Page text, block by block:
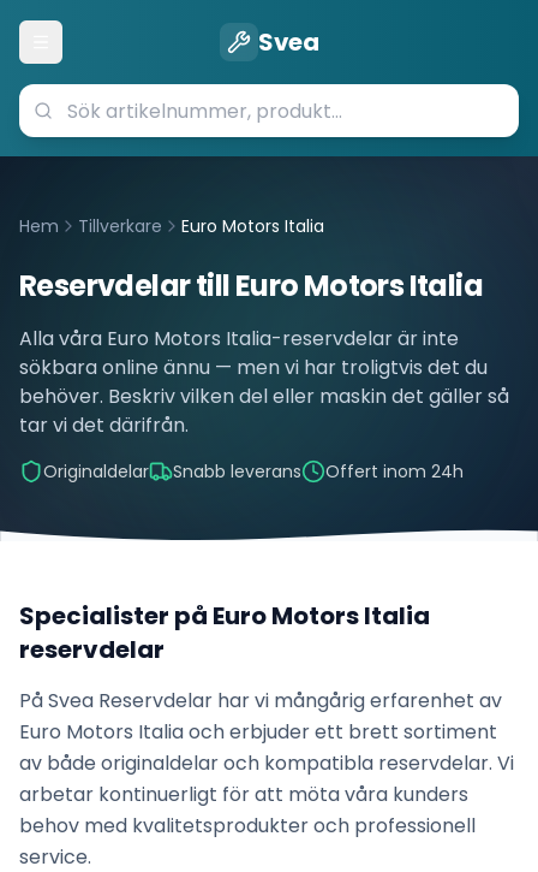
Öppna meny Svea
Hem Tillverkare Euro Motors Italia
Reservdelar tillEuro Motors Italia
Alla våra Euro Motors Italia-reservdelar är inte
sökbara online ännu — men vi har troligtvis det du
behöver. Beskriv vilken del eller maskin det gäller så
tar vi det därifrån.
Originaldelar Snabb leverans Offert inom 24h
Specialister på Euro Motors Italia
reservdelar
På Svea Reservdelar har vi mångårig erfarenhet av
Euro Motors Italiaoch erbjuder ett brett sortiment
av både originaldelar och kompatibla reservdelar. Vi
arbetar kontinuerligt för att möta våra kunders
behov med kvalitetsprodukter och professionell
service.